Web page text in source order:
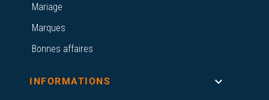
Mariage
Marques
Bonnes affaires
INFORMATIONS 